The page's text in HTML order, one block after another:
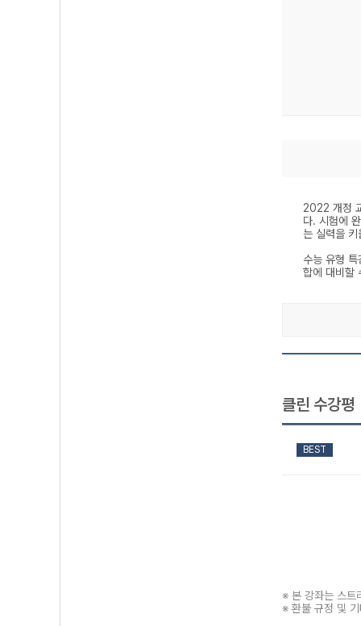
2022 개정
다. 시험에
는 실력을
수능 유형
합에 대비할
클린 수강평
BEST
※ 본 강좌는 스트
※ 환불 규정 및